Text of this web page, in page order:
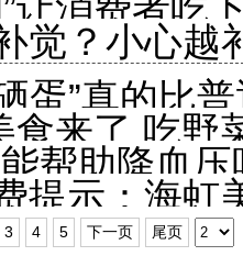
觉？小心越
蛋”真的比
食来了 吃野
帮助降血压
提示：海虹
3 4 5 下一页 尾页